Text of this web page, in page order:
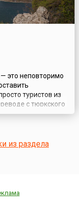
это неповторимо
туристов из
с тюркского
этого
из раздела